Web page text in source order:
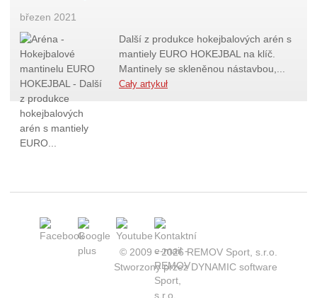
březen 2021
Další z produkce hokejbalových arén s
mantiely EURO HOKEJBAL na klíč.
Mantinely se skleněnou nástavbou,...
Cały artykuł
© 2009 - 2026 REMOV Sport, s.r.o.
Stworzony przezDYNAMIC software